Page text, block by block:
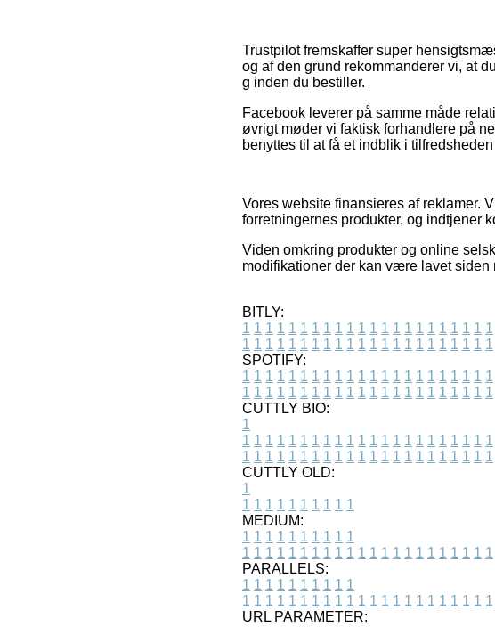
Trustpilot fremskaffer super
og af den grund rekommanderer vi, at
g inden du bestiller.
Facebook leverer på samme måde
øvrigt møder vi faktisk forhandlere på
benyttes til at få et indblik i
Vores website finansieres af reklamer.
forretningernes produkter, og indtjener
Viden omkring produkter og online
modifikationer der kan være lavet
BITLY:
1 1 1 1 1 1 1 1 1 1 1 1 1 1 1 1 1 1 1 1 1 1
1 1 1 1 1 1 1 1 1 1 1 1 1 1 1 1 1 1 1 1 1 1
SPOTIFY:
1 1 1 1 1 1 1 1 1 1 1 1 1 1 1 1 1 1 1 1 1 1
1 1 1 1 1 1 1 1 1 1 1 1 1 1 1 1 1 1 1 1 1 1
CUTTLY BIO:
1
1 1 1 1 1 1 1 1 1 1 1 1 1 1 1 1 1 1 1 1 1 1
1 1 1 1 1 1 1 1 1 1 1 1 1 1 1 1 1 1 1 1 1 1
CUTTLY OLD:
1
1 1 1 1 1 1 1 1 1 1
MEDIUM:
1 1 1 1 1 1 1 1 1 1
1 1 1 1 1 1 1 1 1 1 1 1 1 1 1 1 1 1 1 1 1 1
PARALLELS:
1 1 1 1 1 1 1 1 1 1
1 1 1 1 1 1 1 1 1 1 1 1 1 1 1 1 1 1 1 1 1 1
URL PARAMETER: